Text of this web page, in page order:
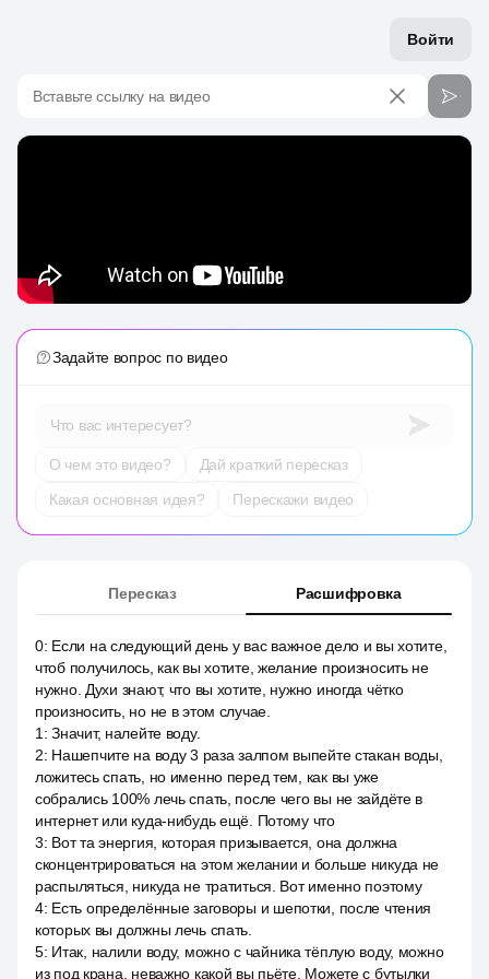
Войти
Вставьте ссылку на видео
Задайте вопрос по видео
Что вас интересует?
О чем это видео?
Дай краткий пересказ
Какая основная идея?
Перескажи видео
Пересказ Расшифровка
0: Если на следующий день у вас важное дело и вы хотите,
чтоб получилось, как вы хотите, желание произносить не
нужно. Духи знают, что вы хотите, нужно иногда чётко
произносить, но не в этом случае.
1 :Значит, налейте воду.
2: Нашепчите на воду 3 раза залпом выпейте стакан воды,
ложитесь спать, но именно перед тем, как вы уже
собрались 100% лечь спать, после чего вы не зайдёте в
интернет или куда-нибудь ещё. Потому что
3: Вот та энергия, которая призывается, она должна
сконцентрироваться на этом желании и больше никуда не
распыляться, никуда не тратиться. Вот именно поэтому
4: Есть определённые заговоры и шепотки, после чтения
которых вы должны лечь спать.
5: Итак, налили воду, можно с чайника тёплую воду, можно
из под крана, неважно какой вы пьёте. Можете с бутылки